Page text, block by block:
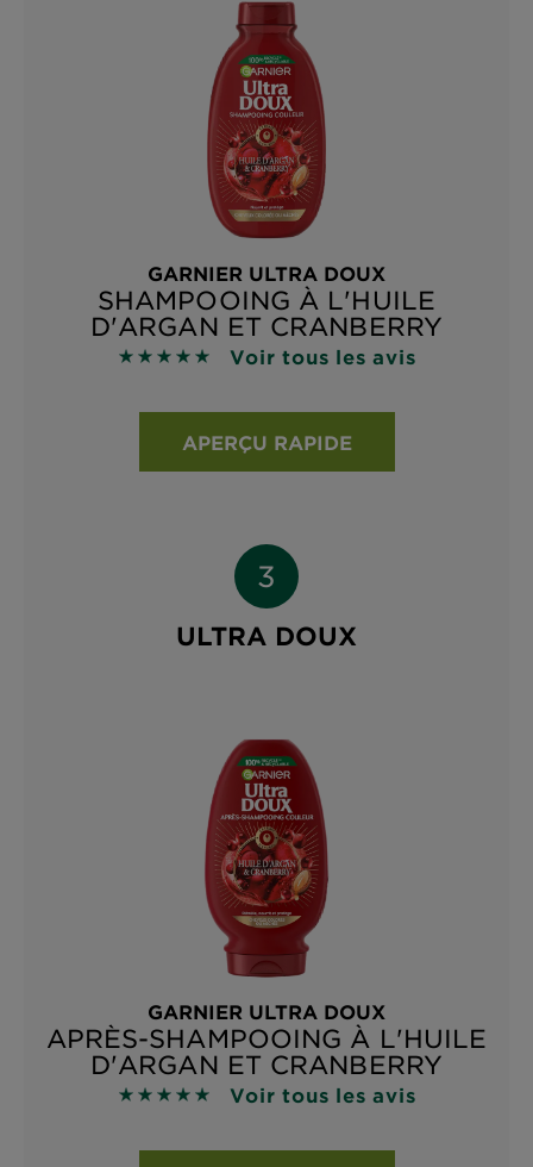
GARNIER ULTRA DOUX
SHAMPOOING À L'HUILE
D'ARGAN ET CRANBERRY
4.9118 sur 5 étoiles basé sur les avis
Voir tous les avis
APERÇU RAPIDE
ULTRA DOUX
GARNIER ULTRA DOUX
APRÈS-SHAMPOOING À L'HUILE
D'ARGAN ET CRANBERRY
4.8929 sur 5 étoiles basé sur les avis
Voir tous les avis